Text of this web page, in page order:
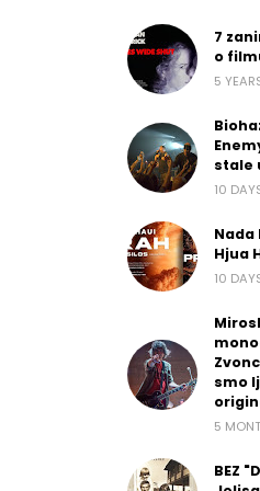
7
o
5
stale
10
Nada
Hjua
10
smo
5
BEZ